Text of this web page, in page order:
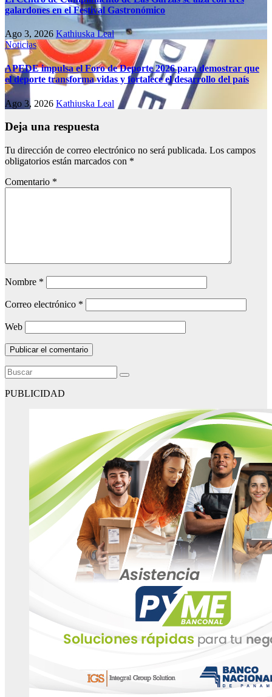
galardones en el Festival Gastronómico
Ago 3, 2026 Kathiuska Leal
Noticias
APEDE impulsa el Foro de Deporte 2026 para demostrar que
el deporte transforma vidas y fortalece el desarrollo del país
Ago 3, 2026 Kathiuska Leal
Deja una respuesta
Tu dirección de correo electrónico no será publicada. Los campos
obligatorios están marcados con *
Comentario *
Nombre *
Correo electrónico *
Web
PUBLICIDAD